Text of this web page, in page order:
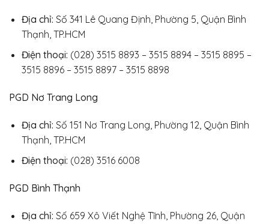
Địa chỉ: Số 341 Lê Quang Định, Phường 5, Quận Bình
Thạnh, TP.HCM
Điện thoại: (028) 3515 8893 – 3515 8894 – 3515 8895 –
3515 8896 – 3515 8897 – 3515 8898
PGD Nơ Trang Long
Địa chỉ: Số 151 Nơ Trang Long, Phường 12, Quận Bình
Thạnh, TP.HCM
Điện thoại: (028) 3516 6008
PGD Bình Thạnh
Địa chỉ: Số 659 Xô Viết Nghệ Tĩnh, Phường 26, Quận